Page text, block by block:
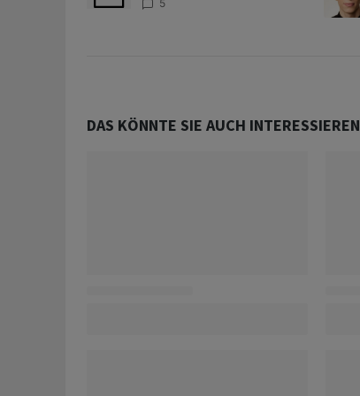
Zentralbanken könnte
5
DAS KÖNNTE SIE AUCH INTERESSIEREN